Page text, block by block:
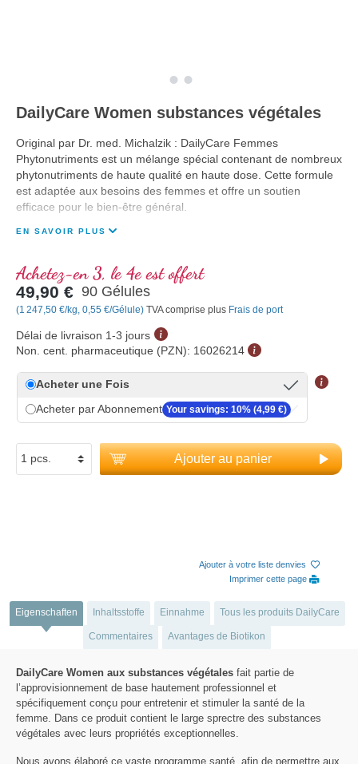
DailyCare Women substances végétales
Original par Dr. med. Michalzik : DailyCare Femmes
Phytonutriments est un mélange spécial contenant de nombreux
phytonutriments de haute qualité en haute dose. Cette formule
est adaptée aux besoins des femmes et offre un soutien
efficace pour le bien-être général.
EN SAVOIR PLUS
Achetez-en 3, le 4e est offert
49,90 € 90 Gélules
(1 247,50 €/kg, 0,55 €/Gélule) TVA comprise plus Frais de port
Délai de livraison 1-3 jours
Non. cent. pharmaceutique (PZN): 16026214
Acheter une Fois
Acheter par Abonnement Your savings: 10% (4,99 €)
Ajouter au panier
Ajouter à votre liste denvies
Imprimer cette page
Eigenschaften Inhaltsstoffe Einnahme Tous les produits DailyCare
Commentaires Avantages de Biotikon
DailyCare Women aux substances végétales fait partie de
l’approvisionnement de base hautement professionnel et
spécifiquement conçu pour entretenir et stimuler la santé de la
femme. Dans ce produit contient le large sprectre des substances
végétales avec leurs propriétés exceptionnelles.
Nous avons élaboré ce vaste programme santé, afin de permettre aux